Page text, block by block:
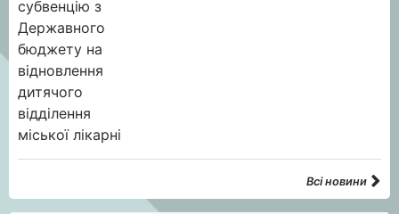
Всі новини